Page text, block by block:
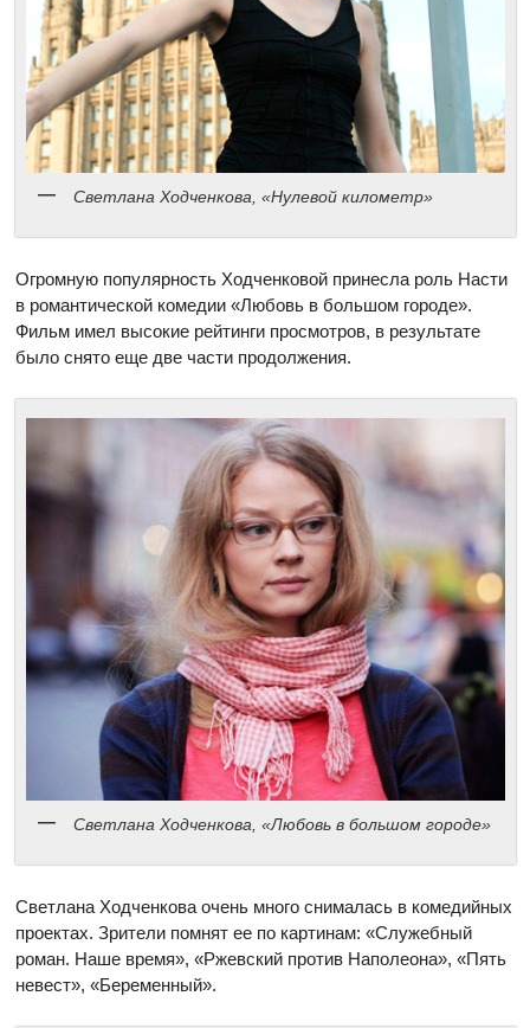
Светлана Ходченкова, «Нулевой километр»
Огромную популярность Ходченковой принесла роль Насти
в романтической комедии «Любовь в большом городе».
Фильм имел высокие рейтинги просмотров, в результате
было снято еще две части продолжения.
Светлана Ходченкова, «Любовь в большом городе»
Светлана Ходченкова очень много снималась в комедийных
проектах. Зрители помнят ее по картинам: «Служебный
роман. Наше время», «Ржевский против Наполеона», «Пять
невест», «Беременный».